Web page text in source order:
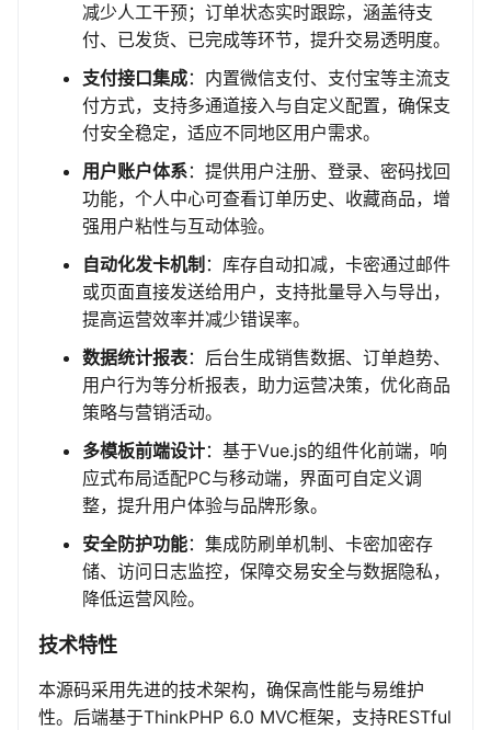
减少人工干预；订单状态实时跟踪，涵盖待支
付、已发货、已完成等环节，提升交易透明度。
支付接口集成：内置微信支付、支付宝等主流支
付方式，支持多通道接入与自定义配置，确保支
付安全稳定，适应不同地区用户需求。
用户账户体系：提供用户注册、登录、密码找回
功能，个人中心可查看订单历史、收藏商品，增
强用户粘性与互动体验。
自动化发卡机制 ：库存自动扣减，卡密通过邮件
或页面直接发送给用户，支持批量导入与导出，
提高运营效率并减少错误率。
数据统计报表：后台生成销售数据、订单趋势、
用户行为等分析报表，助力运营决策，优化商品
策略与营销活动。
多模板前端设计：基于Vue.js的组件化前端，响
应式布局适配PC与移动端，界面可自定义调
整，提升用户体验与品牌形象。
安全防护功能：集成防刷单机制、卡密加密存
储、访问日志监控，保障交易安全与数据隐私，
降低运营风险。
技术特性
本源码采用先进的技术架构，确保高性能与易维护
性。后端基于ThinkPHP 6.0 MVC框架，支持RESTful